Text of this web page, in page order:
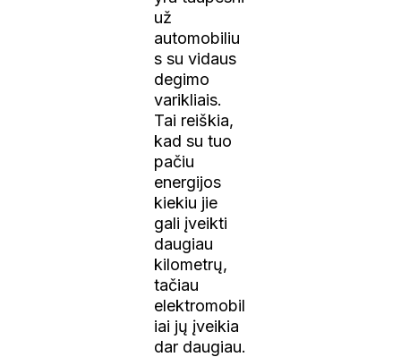
už
automobiliu
s su vidaus
degimo
varikliais.
Tai reiškia,
kad su tuo
pačiu
energijos
kiekiu jie
gali įveikti
daugiau
kilometrų,
tačiau
elektromobil
iai jų įveikia
dar daugiau.